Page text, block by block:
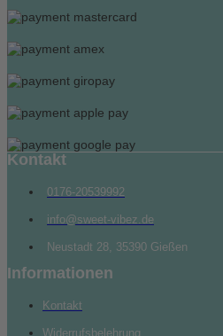
Kontakt
0176-20539992
info@sweet-vibez.de
Neustadt 28, 35390 Gießen
Informationen
Kontakt
Widerrufsbelehrung